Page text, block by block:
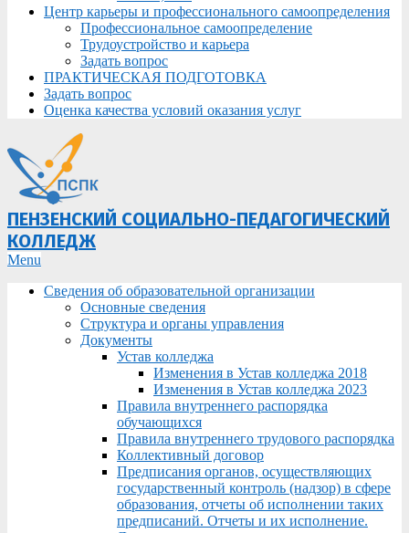
Центр карьеры и профессионального самоопределения
Профессиональное самоопределение
Трудоустройство и карьера
Задать вопрос
ПРАКТИЧЕСКАЯ ПОДГОТОВКА
Задать вопрос
Оценка качества условий оказания услуг
ПЕНЗЕНСКИЙ СОЦИАЛЬНО-ПЕДАГОГИЧЕСКИЙ
КОЛЛЕДЖ
Primary
Menu
Menu
Сведения об образовательной организации
Основные сведения
Структура и органы управления
Документы
Устав колледжа
Изменения в Устав колледжа 2018
Изменения в Устав колледжа 2023
Правила внутреннего распорядка
обучающихся
Правила внутреннего трудового распорядка
Коллективный договор
Предписания органов, осуществляющих
государственный контроль (надзор) в сфере
образования, отчеты об исполнении таких
предписаний. Отчеты и их исполнение.